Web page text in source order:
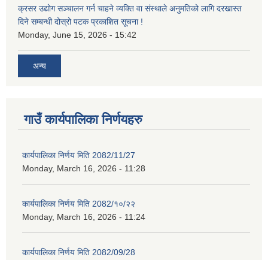
क्रसर उद्योग सञ्चालन गर्न चाहने व्यक्ति वा संस्थाले अनुमतिको लागि दरखास्त
दिने सम्बन्धी दोस्रो पटक प्रकाशित सूचना !
Monday, June 15, 2026 - 15:42
अन्य
गाउँ कार्यपालिका निर्णयहरु
कार्यपालिका निर्णय मिति 2082/11/27
Monday, March 16, 2026 - 11:28
कार्यपालिका निर्णय मिति 2082/१०/२२
Monday, March 16, 2026 - 11:24
कार्यपालिका निर्णय मिति 2082/09/28